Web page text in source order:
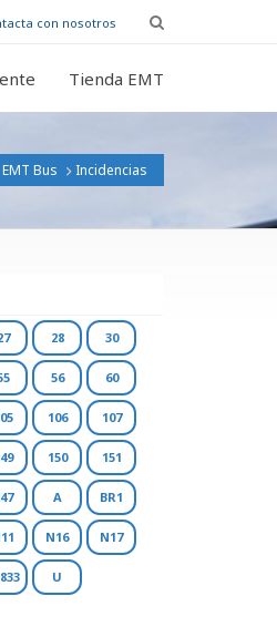
con nosotros
Tienda EMT
EMT Bus Incidencias
28 30
56 60
106 107
150 151
A BR1
N16 N17
U